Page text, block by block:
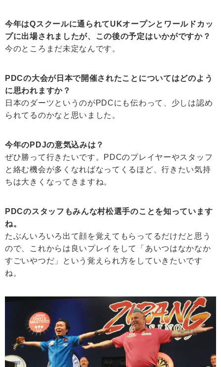
今年はQスクールに通られてUKオープンとワールドカッ
プに出場されましたが、この後の予定はいかがですか？
今のところまだ未定なんです。
PDCの大会が日本で開催されたことについてはどのよう
に思われますか？
日本のダーツというのがPDCにも伝わって、少しは認め
られてるのかなと思いました。
今年のPDJの意気込みは？
ぜひ勝って行きたいです。PDCのプレイヤーやスタッフ
と絡む機会が多くなればなってくるほど、行きたい気持
ちは大きくなってきますね。
PDCのスタッフもみんな村松選手のことを知っています
ね。
たぶんいろいろ出て顔を覚えてもらってるだけだと思う
ので、これからは良いプレイをして「あいつはなかなか
すごいやつだ」という覚えられ方をしていきたいです
ね。